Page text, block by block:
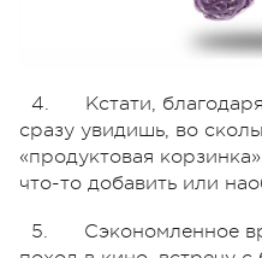
4. Кстати,
сразу увидишь, во
«продуктовая
что-то добавить или
5. Сэкономленное